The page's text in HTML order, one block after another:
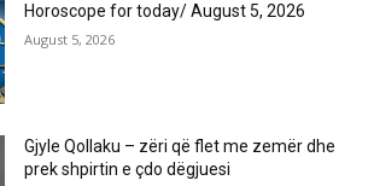
Horoscope for today/ August 5, 2026
August 5, 2026
Gjyle Qollaku – zëri që flet me zemër dhe
prek shpirtin e çdo dëgjuesi